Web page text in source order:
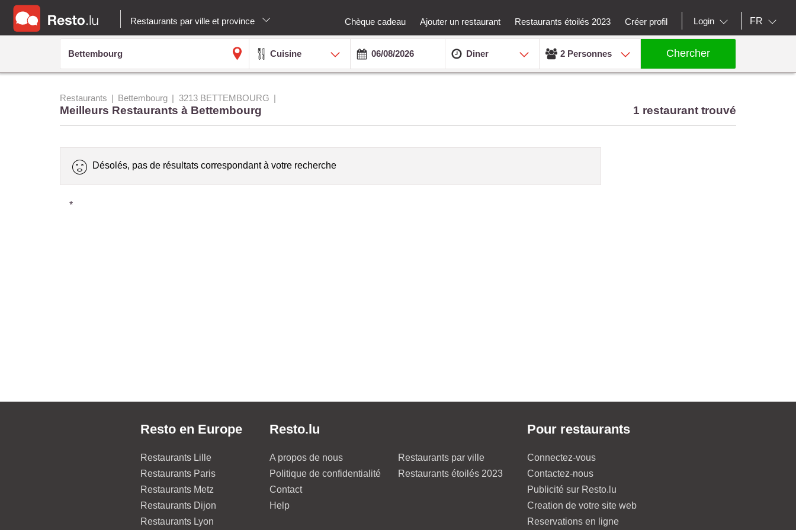
Restaurants par ville et province Chèque cadeau Ajouter un restaurant Restaurants étoilés 2023 Créer profil Login FR
Cuisine Diner 2 Personnes Chercher
Restaurants Bettembourg 3213 BETTEMBOURG
Meilleurs Restaurants à Bettembourg 1 restaurant trouvé
Désolés, pas de résultats correspondant à votre recherche
*
Resto en Europe
Restaurants Lille
Restaurants Paris
Restaurants Metz
Restaurants Dijon
Restaurants Lyon
Resto.lu
A propos de nous
Politique de confidentialité
Contact
Help
Restaurants par ville
Restaurants étoilés 2023
Pour restaurants
Connectez-vous
Contactez-nous
Publicité sur Resto.lu
Creation de votre site web
Reservations en ligne